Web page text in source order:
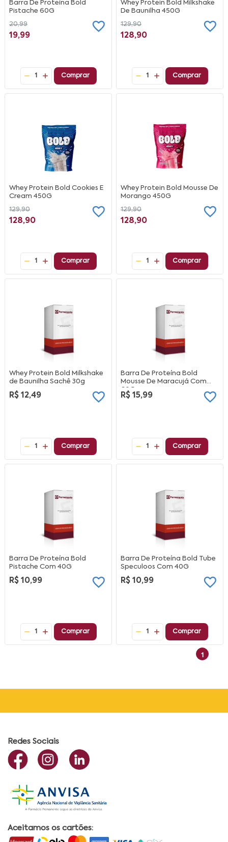
Barra De Proteína Bold
Pistache 60G
20,99
19,99
1 Comprar
Whey Protein Bold Milkshake
De Baunilha 450G
129,90
128,90
1 Comprar
Whey Protein Bold Cookies E
Cream 450G
129,90
128,90
1 Comprar
Whey Protein Bold Mousse De
Morango 450G
129,90
128,90
1 Comprar
Whey Protein Bold Milkshake
de Baunilha Sachê 30g
R$ 12,49
1 Comprar
Barra De Proteína Bold
Mousse De Maracujá Com
60G
R$ 15,99
1 Comprar
Barra De Proteína Bold
Pistache Com 40G
R$ 10,99
1 Comprar
Barra De Proteína Bold Tube
Speculoos Com 40G
R$ 10,99
1 Comprar
1
Redes Sociais
Aceitamos os cartões: